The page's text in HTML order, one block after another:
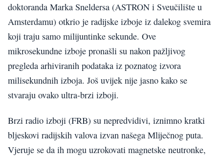
doktoranda Marka Sneldersa (ASTRON i Sveučilište u
Amsterdamu) otkrio je radijske izboje iz dalekog svemira
koji traju samo milijuntinke sekunde. Ove
mikrosekundne izboje pronašli su nakon pažljivog
pregleda arhiviranih podataka iz poznatog izvora
milisekundnih izboja. Još uvijek nije jasno kako se
stvaraju ovako ultra-brzi izboji.
Brzi radio izboji (FRB) su nepredvidivi, iznimno kratki
bljeskovi radijskih valova izvan našega Mliječnog puta.
Vjeruje se da ih mogu uzrokovati magnetske neutronke,